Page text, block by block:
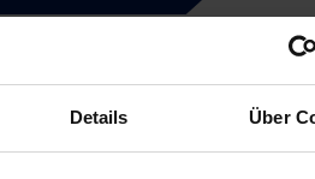
Details Über